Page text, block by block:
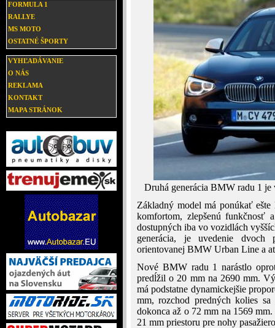
FORMULA 1
RALLYE
MS MOTO
OSTATNÉ ŠPORTY
VYHĽADÁVANIE
O NÁS
REKLAMA
KONTAKT
MAPA STRÁNOK
Druhá generácia BMW radu 1 je
Základný model má ponúkať
komfortom, zlepšenú funkčnosť
dostupných iba vo vozidlách
generácia, je uvedenie dvoch
orientovanej BMW Urban Line a
Nové BMW radu 1 narástlo
predĺžil o 20 mm na 2690 mm.
má podstatne dynamickejšie
mm, rozchod predných kolies
dokonca až o 72 mm na 1569
21 mm priestoru pre nohy